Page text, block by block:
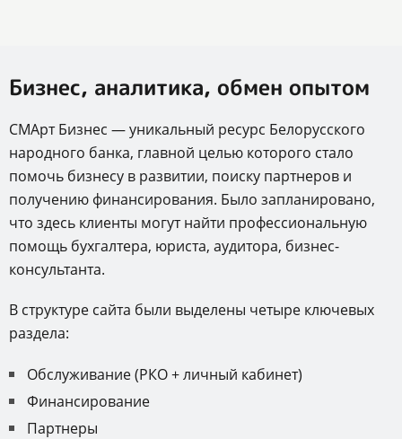
Бизнес, аналитика, обмен опытом
СМАрт Бизнес — уникальный ресурс Белорусского
народного банка, главной целью которого стало
помочь бизнесу в развитии, поиску партнеров и
получению финансирования. Было запланировано,
что здесь клиенты могут найти профессиональную
помощь бухгалтера, юриста, аудитора, бизнес-
консультанта.
В структуре сайта были выделены четыре ключевых
раздела:
Обслуживание (РКО + личный кабинет)
Финансирование
Партнеры